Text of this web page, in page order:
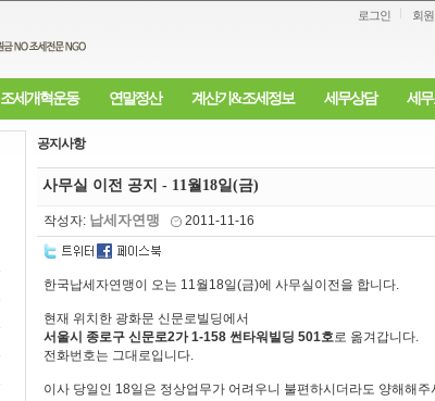
로그인 회
조세개혁운동 연말정산 계산기&조세정보 세무상담 세
공지사항
사무실 이전 공지 - 11월18일(금)
작성자: 납세자연맹 2011-11-16
한국납세자연맹이 오는 11월18일(금)에 사무실이전을 합니다.
현재 위치한 광화문 신문로빌딩에서
서울시 종로구 신문로2가 1-158 썬타워빌딩 501호로 옮겨갑니다.
전화번호는 그대로입니다.
이사 당일인 18일은 정상업무가 어려우니 불편하시더라도 양해해주